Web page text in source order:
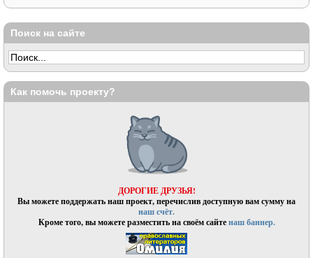
Поиск на сайте
Как помочь проекту?
ДОРОГИЕ ДРУЗЬЯ!
Вы можете поддержать наш проект, перечислив доступную вам сумму на
наш счёт.
Кроме того, вы можете разместить на своём сайтенаш баннер.